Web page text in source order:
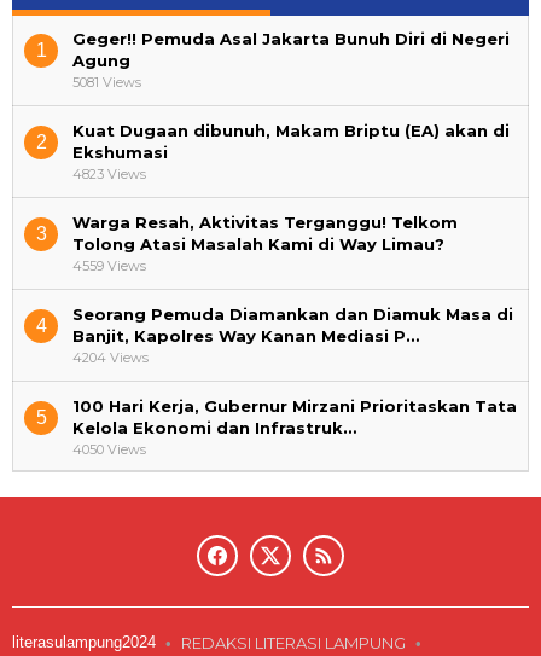
1
Geger!! Pemuda Asal Jakarta Bunuh Diri di Negeri
Agung
5081 Views
2
Kuat Dugaan dibunuh, Makam Briptu (EA) akan di
Ekshumasi
4823 Views
3
Warga Resah, Aktivitas Terganggu! Telkom
Tolong Atasi Masalah Kami di Way Limau?
4559 Views
4
Seorang Pemuda Diamankan dan Diamuk Masa di
Banjit, Kapolres Way Kanan Mediasi P…
4204 Views
5
100 Hari Kerja, Gubernur Mirzani Prioritaskan Tata
Kelola Ekonomi dan Infrastruk…
4050 Views
literasulampung2024
REDAKSI LITERASI LAMPUNG